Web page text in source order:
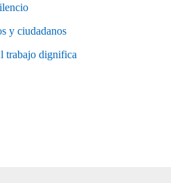
y ciudadanos
trabajo dignifica